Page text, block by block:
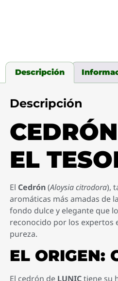
Descripción
Descripción
EL
El Cedrón(Aloysia citrodora),
aromáticas más amadas de
fondo dulce y elegante que
reconocido por los expertos
pureza.
EL ORIGEN:
El cedrón de LUNICtiene su